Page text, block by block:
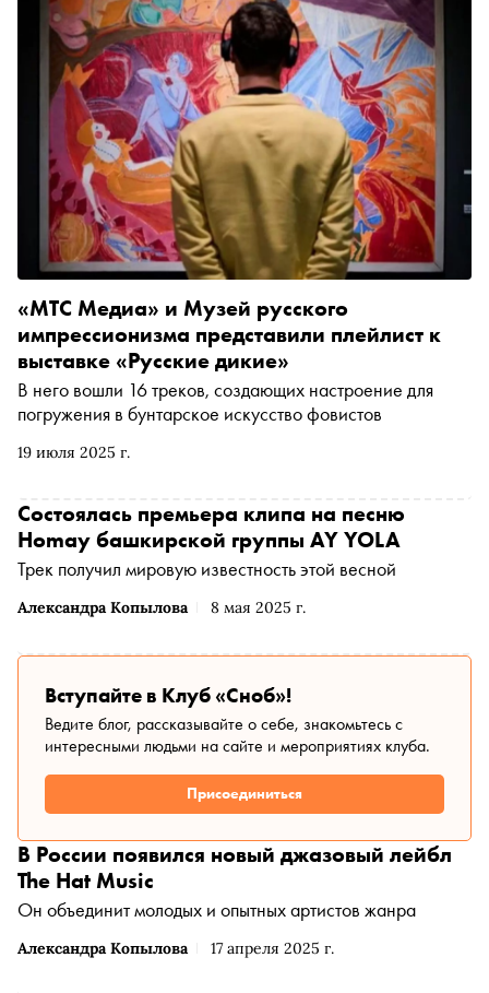
19 июля 2025 г.
«МТС Медиа» и Музей русского
импрессионизма представили плейлист к
выставке «Русские дикие»
В него вошли 16 треков, создающих настроение для
погружения в бунтарское искусство фовистов
Александра Копылова 8 мая 2025 г.
Состоялась премьера клипа на песню
Homay башкирской группы AY YOLA
Трек получил мировую известность этой весной
Вступайте в Клуб «Сноб»!
Ведите блог, рассказывайте о себе, знакомьтесь с
интересными людьми на сайте и мероприятиях клуба.
Присоединиться
Александра Копылова 17 апреля 2025 г.
В России появился новый джазовый лейбл
The Hat Music
Он объединит молодых и опытных артистов жанра